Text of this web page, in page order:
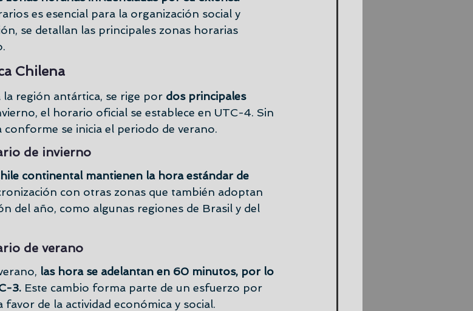
es esencial para la organización social y
se detallan las principales zonas horarias
Chilena
la región antártica, se rige por dos principales
el horario oficial se establece en UTC-4. Sin
se inicia el periodo de verano.
de invierno
continental mantienen la hora estándar de
con otras zonas que también adoptan
del año, como algunas regiones de Brasil y del
de verano
las hora se adelantan en 60 minutos, por lo
3. Este cambio forma parte de un esfuerzo por
de la actividad económica y social.